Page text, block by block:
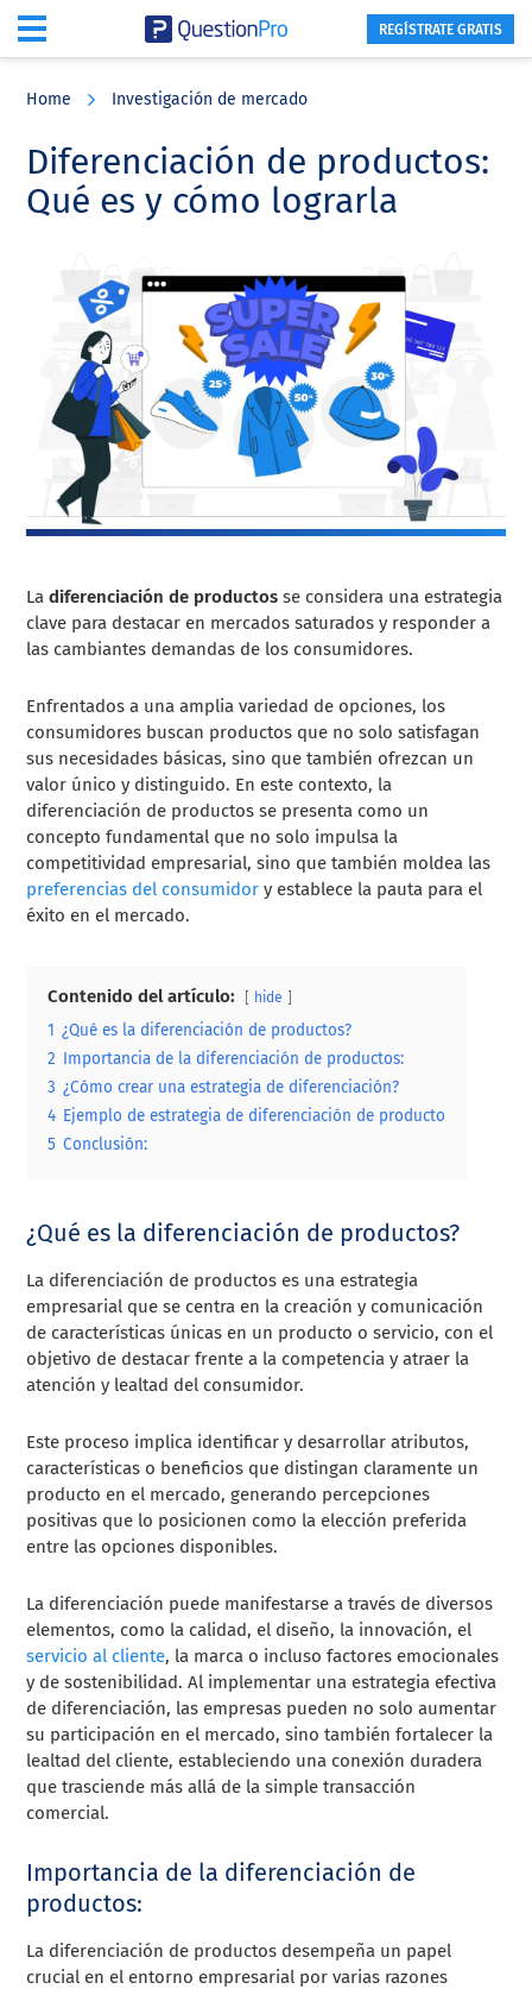
content
sidebar
REGÍSTRATE GRATIS
Home Investigación de mercado
Diferenciación de productos:
Qué es y cómo lograrla
Ladiferenciación de productos se considera una estrategia
clave para destacar en mercados saturados y responder a
las cambiantes demandas de los consumidores.
Enfrentados a una amplia variedad de opciones, los
consumidores buscan productos que no solo satisfagan
sus necesidades básicas, sino que también ofrezcan un
valor único y distinguido. En este contexto, la
diferenciación de productos se presenta como un
concepto fundamental que no solo impulsa la
competitividad empresarial, sino que también moldea las
preferencias del consumidor y establece la pauta para el
éxito en el mercado.
Contenido del artículo: hide
1 ¿Qué es la diferenciación de productos?
2 Importancia de la diferenciación de productos:
3 ¿Cómo crear una estrategia de diferenciación?
4 Ejemplo de estrategia de diferenciación de producto
5 Conclusión:
¿Qué es la diferenciación de productos?
La diferenciación de productos es una estrategia
empresarial que se centra en la creación y comunicación
de características únicas en un producto o servicio, con el
objetivo de destacar frente a la competencia y atraer la
atención y lealtad del consumidor.
Este proceso implica identificar y desarrollar atributos,
características o beneficios que distingan claramente un
producto en el mercado, generando percepciones
positivas que lo posicionen como la elección preferida
entre las opciones disponibles.
La diferenciación puede manifestarse a través de diversos
elementos, como la calidad, el diseño, la innovación, el
servicio al cliente, la marca o incluso factores emocionales
y de sostenibilidad. Al implementar una estrategia efectiva
de diferenciación, las empresas pueden no solo aumentar
su participación en el mercado, sino también fortalecer la
lealtad del cliente, estableciendo una conexión duradera
que trasciende más allá de la simple transacción
comercial.
Importancia de la diferenciación de
productos:
La diferenciación de productos desempeña un papel
crucial en el entorno empresarial por varias razones